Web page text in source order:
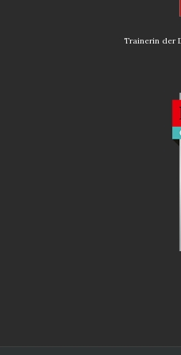
Trainerin der